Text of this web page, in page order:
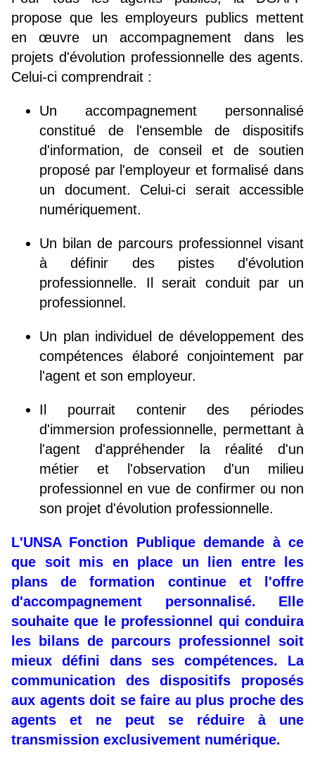
propose que les employeurs publics mettent
en œuvre un accompagnement dans les
projets d'évolution professionnelle des agents.
Celui-ci comprendrait :
Un accompagnement personnalisé
constitué de l'ensemble de dispositifs
d'information, de conseil et de soutien
proposé par l'employeur et formalisé dans
un document. Celui-ci serait accessible
numériquement.
Un bilan de parcours professionnel visant
à définir des pistes d'évolution
professionnelle. Il serait conduit par un
professionnel.
Un plan individuel de développement des
compétences élaboré conjointement par
l'agent et son employeur.
Il pourrait contenir des périodes
d'immersion professionnelle, permettant à
l'agent d'appréhender la réalité d'un
métier et l'observation d'un milieu
professionnel en vue de confirmer ou non
son projet d'évolution professionnelle.
L'UNSA Fonction Publique demande à ce
que soit mis en place un lien entre les
plans de formation continue et l'offre
d'accompagnement personnalisé. Elle
souhaite que le professionnel qui conduira
les bilans de parcours professionnel soit
mieux défini dans ses compétences. La
communication des dispositifs proposés
aux agents doit se faire au plus proche des
agents et ne peut se réduire à une
transmission exclusivement numérique.